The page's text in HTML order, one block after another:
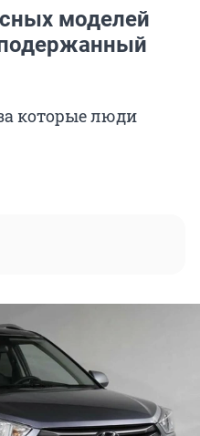
моделей
которые люди